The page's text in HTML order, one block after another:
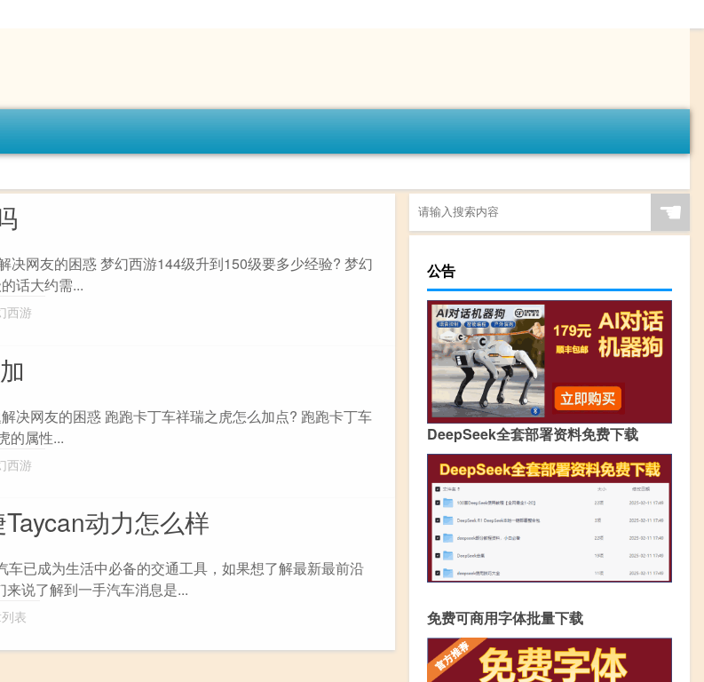
决网友的困惑 梦幻西游144级升到150级要多少经验? 梦幻
话大约需...
西游
决网友的困惑 跑跑卡丁车祥瑞之虎怎么加点? 跑跑卡丁车
的属性...
西游
动力怎么样
已成为生活中必备的交通工具，如果想了解最新最前沿
说了解到一手汽车消息是...
表
☚
公告
DeepSeek全套部署资料免费下载
免费可商用字体批量下载